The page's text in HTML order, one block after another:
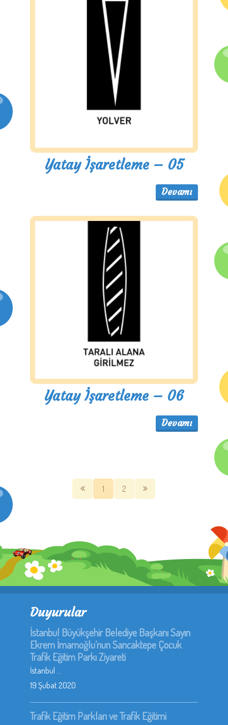
Yatay İşaretleme – 05
Devamı
Yatay İşaretleme – 06
Devamı
1 2
Duyurular
İstanbul Büyükşehir Belediye Başkanı Sayın
Ekrem İmamoğlu’nun Sancaktepe Çocuk
Trafik Eğitim Parkı Ziyareti
İstanbul ...
19 Şubat 2020
Trafik Eğitim Parkları ve Trafik Eğitimi